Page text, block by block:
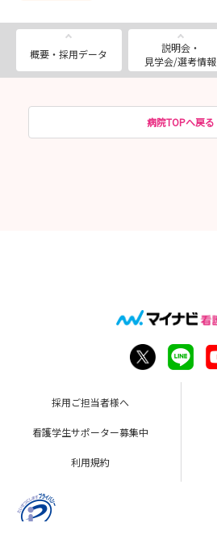
概要・採用データ
説明会・
見学会/選考情報
病院TOPへ戻る
採用ご担当者様へ
看護学生サポーター募集中
利用規約